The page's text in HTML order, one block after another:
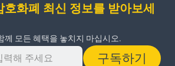
호화폐 최신 정보를 받아보세
께 모든 혜택을 놓치지 마십시오.
구독하기